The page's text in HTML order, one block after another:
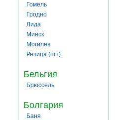
Гомель
Гродно
Лида
Минск
Могилев
Речица (пгт)
Бельгия
Брюссель
Болгария
Баня